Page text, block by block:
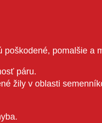
pomalšie a
páru.
žily v oblasti